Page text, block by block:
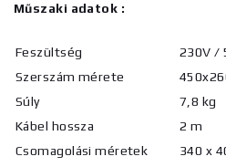
Műszaki adatok :
Feszültség
230V /
Szerszám mérete
Súly
7,8 kg
Kábel hossza
2 m
Csomagolási méretek
340 x